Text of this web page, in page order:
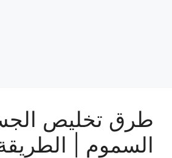
طرق تخليص
السموم | الطريقة